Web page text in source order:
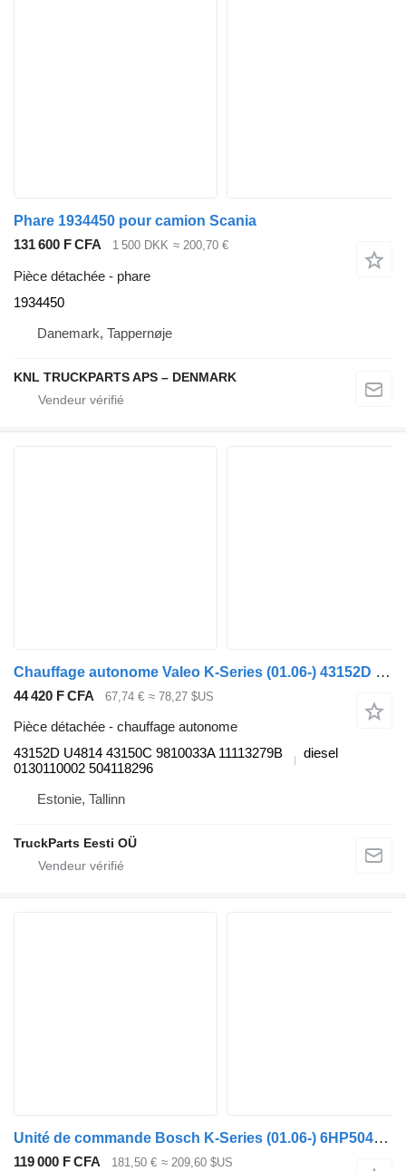
Phare 1934450 pour camion Scania
131 600 F CFA
1 500 DKK ≈ 200,70 €
Pièce détachée - phare
1934450
Danemark, Tappernøje
KNL TRUCKPARTS APS – DENMARK
Chauffage autonome Valeo K-Series (01.06-) 43152D pour Scania K,N,F-series bus (2006-)
44 420 F CFA 67,74 € ≈ 78,27 $US
Pièce détachée - chauffage autonome
43152D U4814 43150C 9810033A 11113279B
0130110002 504118296
diesel
Estonie, Tallinn
TruckParts Eesti OÜ
Unité de commande Bosch K-Series (01.06-) 6HP504C pour Scania K,N,F-series bus (2006-)
119 000 F CFA 181,50 € ≈ 209,60 $US